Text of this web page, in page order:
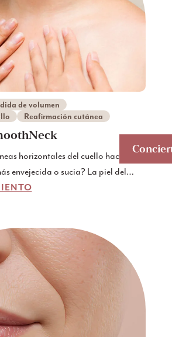
de volumen
Reafirmación cutánea
horizontales del cuello hacen que
envejecida o sucia? La piel del
expuesta, y estas líneas pueden
una solución eficaz, sencilla y no
NYO: SmoothNeck - relleno
para el cuello.